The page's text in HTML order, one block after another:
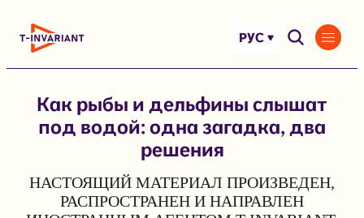
РУС
Как рыбы и дельфины слышат
под водой: одна загадка, два
решения
НАСТОЯЩИЙ МАТЕРИАЛ ПРОИЗВЕДЕН,
РАСПРОСТРАНЕН И НАПРАВЛЕН